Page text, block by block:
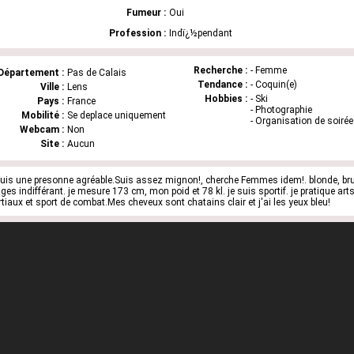
Fumeur : Oui
Profession : Indï¿½pendant
Département : Pas de Calais
Ville : Lens
Pays : France
Mobilité : Se deplace uniquement
Webcam : Non
Site : Aucun
Recherche : - Femme
Tendance : - Coquin(e)
Hobbies : - Ski
- Photographie
- Organisation de
une presonne agréable.Suis assez mignon!, cherche Femmes idem!. blonde,
indifférant. je mesure 173 cm, mon poid et 78 kl. je suis sportif. je pratique arts
et sport de combat.Mes cheveux sont chatains clair et j'ai les yeux bleu!